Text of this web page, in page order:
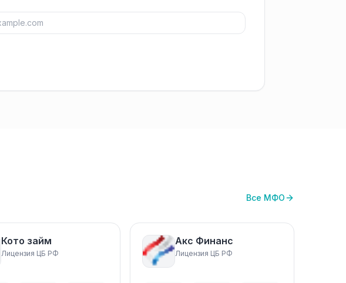
Все МФО
Кото займ
Лицензия ЦБ РФ
Акс Финанс
Лицензия ЦБ РФ